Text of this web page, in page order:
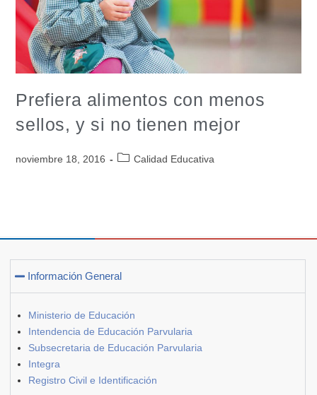
Prefiera alimentos con menos
sellos, y si no tienen mejor
noviembre 18, 2016 Calidad Educativa
Información General
Ministerio de Educación
Intendencia de Educación Parvularia
Subsecretaria de Educación Parvularia
Integra
Registro Civil e Identificación